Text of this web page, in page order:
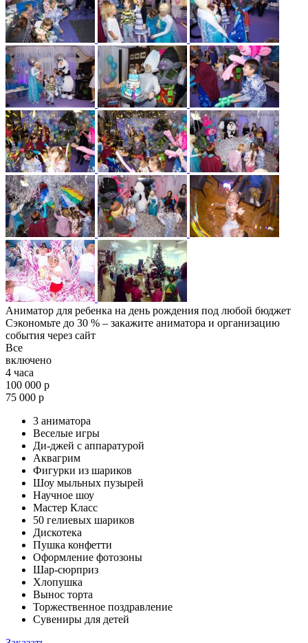
Аниматор для ребенка на день рождения под любой бюджет
Сэкономьте до 30 % – закажите аниматора и организацию
события через сайт
Все
включено
4 часа
100 000 р
75 000 р
3 аниматора
Веселые игры
Ди-джей с аппаратурой
Аквагрим
Фигурки из шариков
Шоу мыльных пузырей
Научное шоу
Мастер Класс
50 гелиевых шариков
Дискотека
Пушка конфетти
Оформление фотозоны
Шар-сюрприз
Хлопушка
Вынос торта
Торжественное поздравление
Сувениры для детей